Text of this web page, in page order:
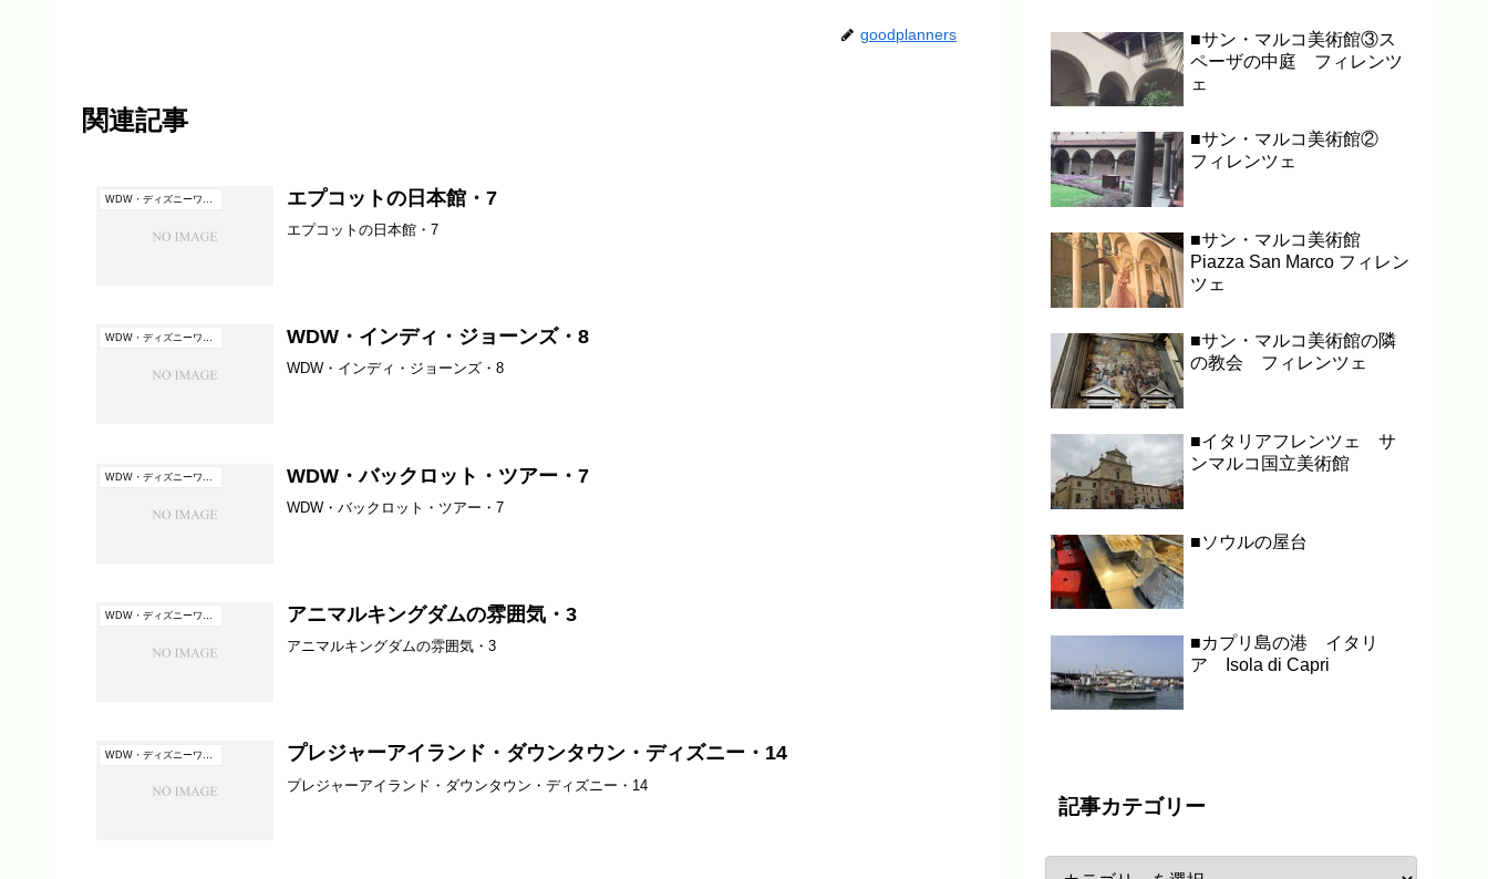
goodplanners
関連記事
エプコットの日本館・7
エプコットの日本館・7
WDW・ディズニーワールド（フロリダ） WDW・インディ・ジョーンズ・8
WDW・インディ・ジョーンズ・8
WDW・バックロット・ツアー・7
WDW・バックロット・ツアー・7
WDW・ディズニーワールド（フロリダ） アニマルキングダムの雰囲気・3
アニマルキングダムの雰囲気・3
プレジャーアイランド・ダウンタウン・ディズニー・14
プレジャーアイランド・ダウンタウン・ディズニー・14
■サン・マルコ美術館③ス
ペーザの中庭 フィレンツ
ェ
■サン・マルコ美術館②
フィレンツェ
■サン・マルコ美術館
Piazza San Marco フィレン
ツェ
■サン・マルコ美術館の隣
の教会 フィレンツェ
■イタリアフレンツェ サ
ンマルコ国立美術館
■ソウルの屋台
■カプリ島の港 イタリ
ア Isola di Capri
記事カテゴリー